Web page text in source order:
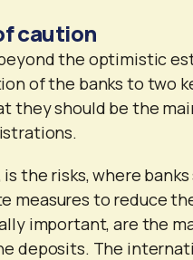
caution
the optimistic
of the banks to two
they should be the
the risks, where
measures to reduce
important, are the
deposits. The